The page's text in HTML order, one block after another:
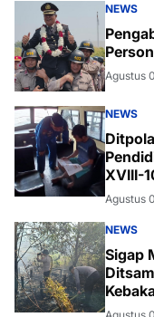
NEWS
Agustus
NEWS
XVIII-
Agustus
NEWS
Sigap